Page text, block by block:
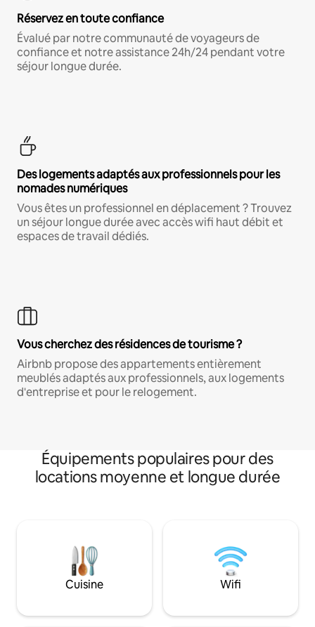
Réservez en toute confiance
Évalué par notre communauté de voyageurs de
confiance et notre assistance 24h/24 pendant votre
séjour longue durée.
Des logements adaptés aux professionnels pour les
nomades numériques
Vous êtes un professionnel en déplacement ? Trouvez
un séjour longue durée avec accès wifi haut débit et
espaces de travail dédiés.
Vous cherchez des résidences de tourisme ?
Airbnb propose des appartements entièrement
meublés adaptés aux professionnels, aux logements
d'entreprise et pour le relogement.
Équipements populaires pour des
locations moyenne et longue durée
Cuisine Wifi